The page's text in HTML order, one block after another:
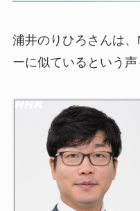
浦井のりひろさんは
ーに似ているという声